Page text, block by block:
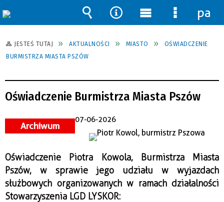
JESTEŚ TUTAJ AKTUALNOŚCI MIASTO
OŚWIADCZENIE
BURMISTRZA MIASTA PSZÓW
Oświadczenie Burmistrza Miasta Pszów
Archiwum
07-06-2026
Oświadczenie Piotra Kowola, Burmistrza Miasta
Pszów, w sprawie jego udziału w wyjazdach
służbowych organizowanych w ramach działalności
Stowarzyszenia LGD LYSKOR:
Wyszukiwarka
Narzędzia
Menu
główne
Menu